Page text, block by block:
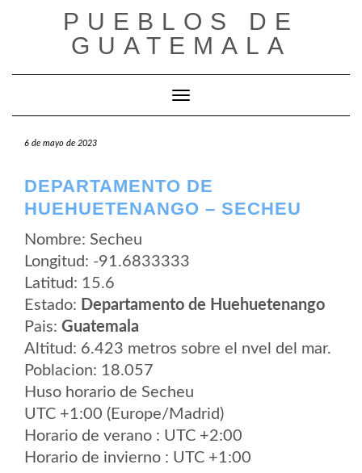
PUEBLOS DE
GUATEMALA
Cambiar modo de navegación
6 de mayo de 2023
DEPARTAMENTO DE
HUEHUETENANGO – SECHEU
Nombre: Secheu
Longitud: -91.6833333
Latitud: 15.6
Estado: Departamento de Huehuetenango
Pais: Guatemala
Altitud: 6.423 metros sobre el nvel del mar.
Poblacion: 18.057
Huso horario de Secheu
UTC +1:00 (Europe/Madrid)
Horario de verano : UTC +2:00
Horario de invierno : UTC +1:00